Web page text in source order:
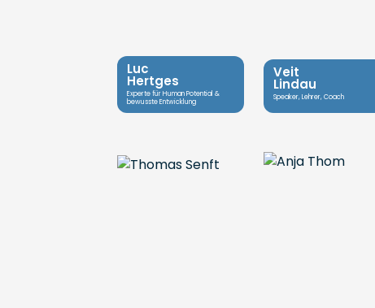
Luc
Hertges
Experte für Human Potential &
bewusste Entwicklung
Veit
Lindau
Speaker, Lehrer, Coach